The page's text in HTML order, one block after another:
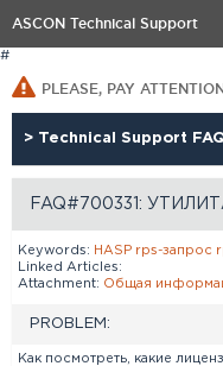
ASCON Technical Support
#
PLEASE, PAY
> Technical Support
FAQ#700331:
Keywords: HASP rps-запрос
Linked Articles:
Attachment: Общая
PROBLEM:
Как посмотреть, какие